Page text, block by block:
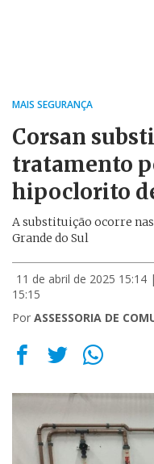
MAIS SEGURANÇA
Corsan
tratamento
hipoclorito
A substituição ocorre
Grande do Sul
11 de abril de 2025 15:14
15:15
Por ASSESSORIA DE